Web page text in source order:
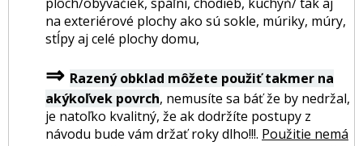
na exteriérové plochy ako sú sokle, múriky, múry,
stĺpy aj celé plochy domu,
⇒ Razený obklad môžete použiť takmer na
akýkoľvek povrch, nemusíte sa báť že by nedržal,
je natoľko kvalitný, že ak dodržíte postupy z
návodu bude vám držať roky dlho!!!. Použitie nemá